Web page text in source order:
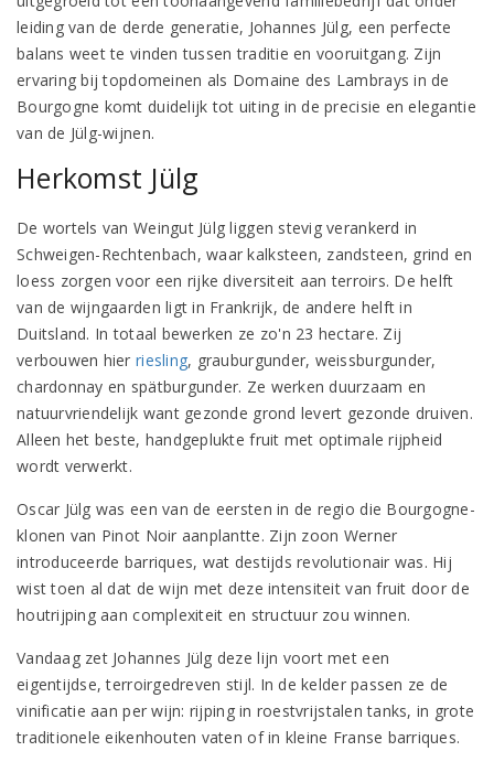
leiding van de derde generatie, Johannes Jülg, een perfecte
balans weet te vinden tussen traditie en vooruitgang. Zijn
ervaring bij topdomeinen als Domaine des Lambrays in de
Bourgogne komt duidelijk tot uiting in de precisie en elegantie
van de Jülg-wijnen.
Herkomst Jülg
De wortels van Weingut Jülg liggen stevig verankerd in
Schweigen-Rechtenbach, waar kalksteen, zandsteen, grind en
loess zorgen voor een rijke diversiteit aan terroirs. De helft
van de wijngaarden ligt in Frankrijk, de andere helft in
Duitsland. In totaal bewerken ze zo'n 23 hectare. Zij
verbouwen hierriesling, grauburgunder, weissburgunder,
chardonnay en spätburgunder. Ze werken duurzaam en
natuurvriendelijk want gezonde grond levert gezonde druiven.
Alleen het beste, handgeplukte fruit met optimale rijpheid
wordt verwerkt.
Oscar Jülg was een van de eersten in de regio die Bourgogne-
klonen van Pinot Noir aanplantte. Zijn zoon Werner
introduceerde barriques, wat destijds revolutionair was. Hij
wist toen al dat de wijn met deze intensiteit van fruit door de
houtrijping aan complexiteit en structuur zou winnen.
Vandaag zet Johannes Jülg deze lijn voort met een
eigentijdse, terroirgedreven stijl. In de kelder passen ze de
vinificatie aan per wijn: rijping in roestvrijstalen tanks, in grote
traditionele eikenhouten vaten of in kleine Franse barriques.